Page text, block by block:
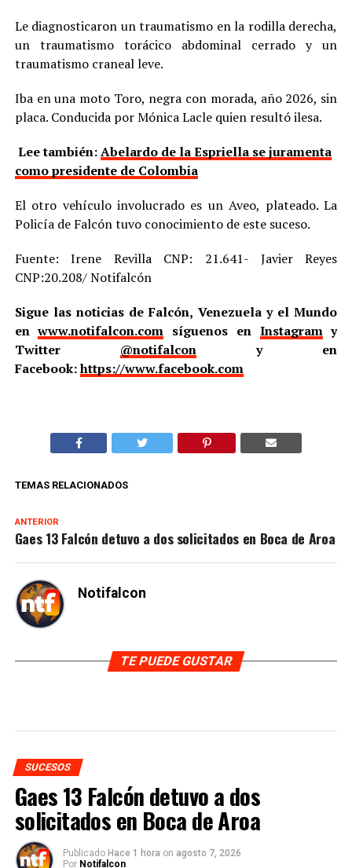
Le diagnosticaron un traumatismo en la rodilla derecha,
un traumatismo torácico abdominal cerrado y un
traumatismo craneal leve.
Iba en una moto Toro, negra con morada, año 2026, sin
placa. Conducida por Mónica Lacle quien resultó ilesa.
Lee también:Abelardo de la Espriella se juramenta
como presidente de Colombia
El otro vehículo involucrado es un Aveo, plateado. La
Policía de Falcón tuvo conocimiento de este suceso.
Fuente: Irene Revilla CNP: 21.641- Javier Reyes
CNP:20.208/ Notifalcón
Sigue las noticias de Falcón, Venezuela y el Mundo
enwww.notifalcon.com síguenos en Instagramy
Twitter @notifalcony en
Facebook:https://www.facebook.com
TEMAS RELACIONADOS
ANTERIOR
Gaes 13 Falcón detuvo a dos solicitados en Boca de Aroa
Notifalcon
TE PUEDE GUSTAR
SUCESOS
Gaes 13 Falcón detuvo a dos
solicitados en Boca de Aroa
Publicado Hace 1 hora on agosto 7, 2026
Por Notifalcon